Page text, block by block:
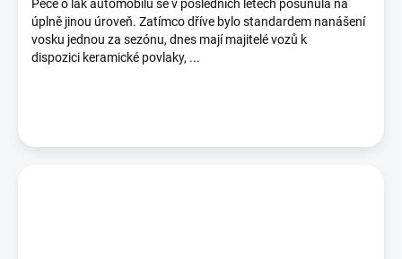
Péče o lak automobilu se v posledních letech posunula na
úplně jinou úroveň. Zatímco dříve bylo standardem nanášení
vosku jednou za sezónu, dnes mají majitelé vozů k
dispozici keramické povlaky, ...